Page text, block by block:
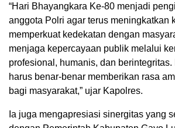
“Hari Bhayangkara Ke-80 menjadi
anggota Polri agar terus meningkatkan
memperkuat kedekatan dengan
menjaga kepercayaan publik melalui
profesional, humanis, dan
harus benar-benar memberikan rasa
bagi masyarakat,” ujar Kapolres.
Ia juga mengapresiasi sinergitas yang